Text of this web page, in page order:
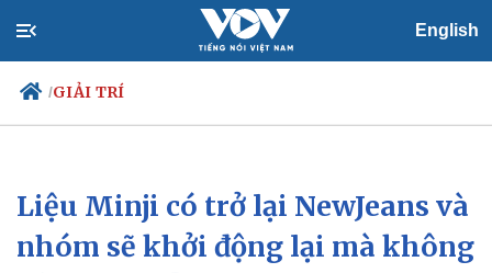
English
/GIẢI TRÍ
Chính trị
Đảng
Tổ chức nhân sự
Xã hội
Tin 24h
Dự báo thời tiết
Liệu Minji có trở lại NewJeans và
nhóm sẽ khởi động lại mà không